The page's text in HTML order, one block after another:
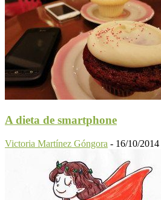
A dieta de smartphone
Victoria Martínez Góngora - 16/10/2014